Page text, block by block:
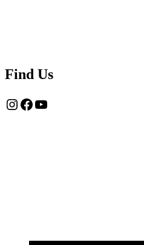
Find Us
Instagram
Facebook
YouTube